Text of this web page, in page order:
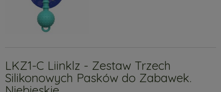
LKZ1-C Liinklz - Zestaw Trzech
Silikonowych Pasków do Zabawek.